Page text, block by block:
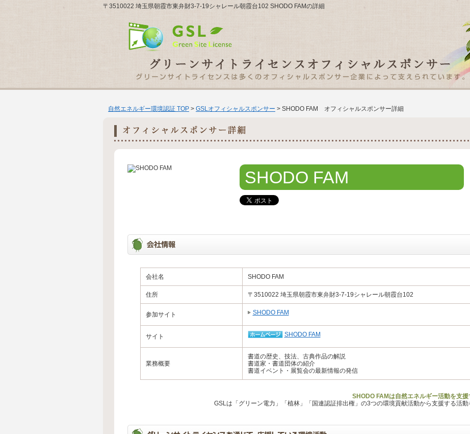
〒3510022 埼玉県朝霞市東弁財3-7-19シャレール朝霞台102 SHODO FAMの詳細
自然エネルギー環境認証 TOP > GSLオフィシャルスポンサー > SHODO FAM オフィシャルスポンサー詳細
SHODO FAM
会社名 SHODO FAM
住所 〒3510022 埼玉県朝霞市東弁財3-7-19シャレール朝霞台102
参加サイト SHODO FAM
サイト SHODO FAM
業務概要
書道の歴史、技法、古典作品の解説
書道家・書道団体の紹介
書道イベント・展覧会の最新情報の発信
SHODO FAMは自然エネルギー活動を支援
GSLは「グリーン電力」「植林」「国連認証排出権」の3つの環境貢献活動から支援する活動